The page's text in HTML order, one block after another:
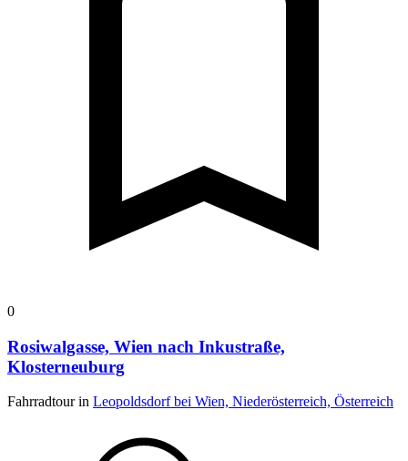
0
Rosiwalgasse, Wien nach Inkustraße,
Klosterneuburg
Fahrradtour in Leopoldsdorf bei Wien, Niederösterreich, Österreich